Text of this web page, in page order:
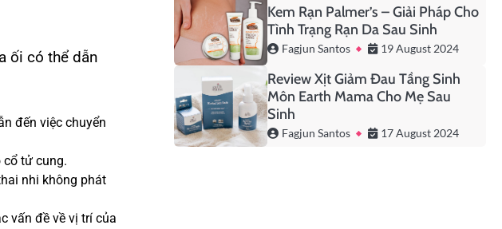
ối có thể dẫn
đến việc chuyển
cổ tử cung.
nhi không phát
vấn đề về vị trí của
Kem Rạn Palmer’s – Giải Pháp Cho
Tình Trạng Rạn Da Sau Sinh
Fagjun Santos 19 August 2024
Review Xịt Giảm Đau Tầng Sinh
Môn Earth Mama Cho Mẹ Sau
Sinh
Fagjun Santos 17 August 2024